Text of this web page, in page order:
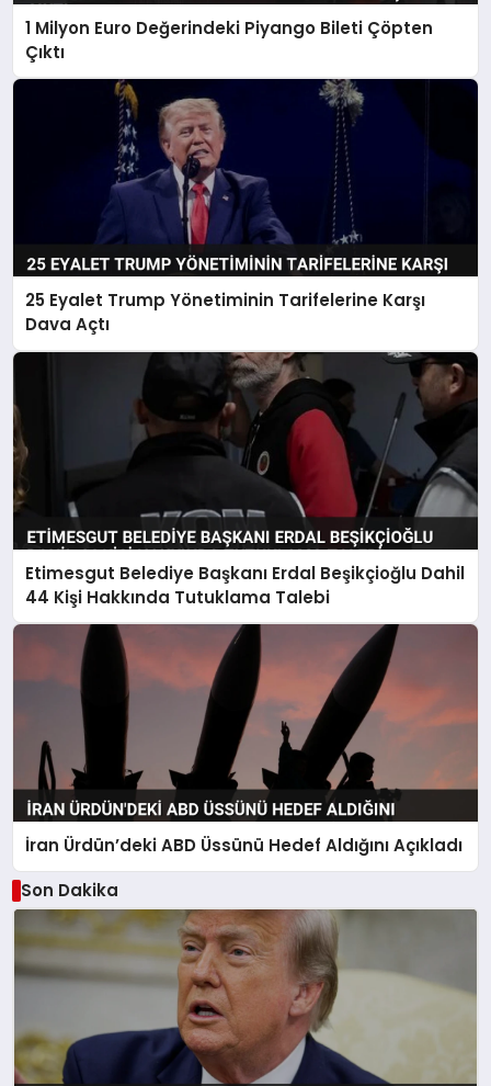
1 Milyon Euro Değerindeki Piyango Bileti Çöpten
Çıktı
25 Eyalet Trump Yönetiminin Tarifelerine Karşı
Dava Açtı
Etimesgut Belediye Başkanı Erdal Beşikçioğlu Dahil
44 Kişi Hakkında Tutuklama Talebi
İran Ürdün’deki ABD Üssünü Hedef Aldığını Açıkladı
Son Dakika